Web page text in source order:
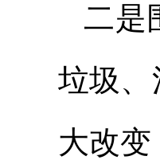
二是
垃圾、
大改